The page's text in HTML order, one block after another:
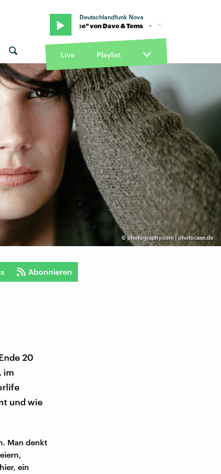
Deutschlandfunk Nova
"Raindance" von Dave & Tems · "Raindance" von Dave & Tems
Live Playlist
©photögraphy.com | photocase.de
Abonnieren
20
im
und wie
Man denkt
ein